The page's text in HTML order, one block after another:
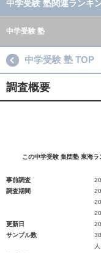
中学受験 塾関連ランキ
中学受験 塾
中学受験 塾 TOP
調査概要
この中学受験 集団塾 東海ラ
事前調査
調査期間
更新日
サンプル数
人